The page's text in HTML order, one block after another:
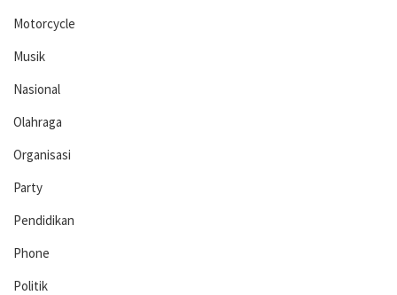
Motorcycle
Musik
Nasional
Olahraga
Organisasi
Party
Pendidikan
Phone
Politik